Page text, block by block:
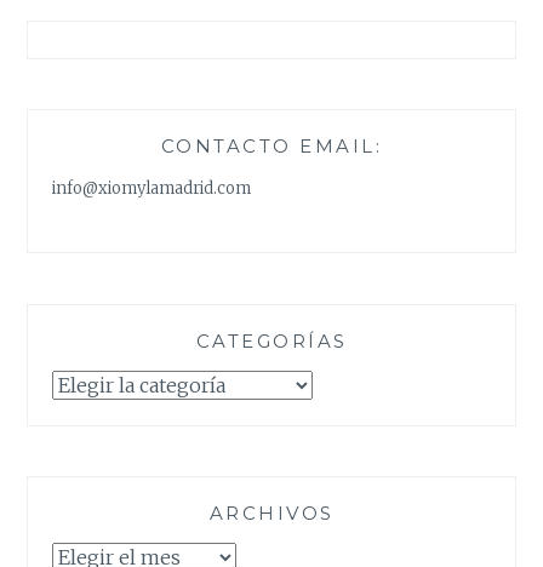
CONTACTO EMAIL:
info@xiomylamadrid.com
CATEGORÍAS
Categorías
ARCHIVOS
Archivos